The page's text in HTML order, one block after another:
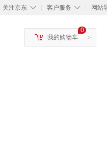
◇
关注京东 ◇
客户服务 网站
>
0
我的购物车